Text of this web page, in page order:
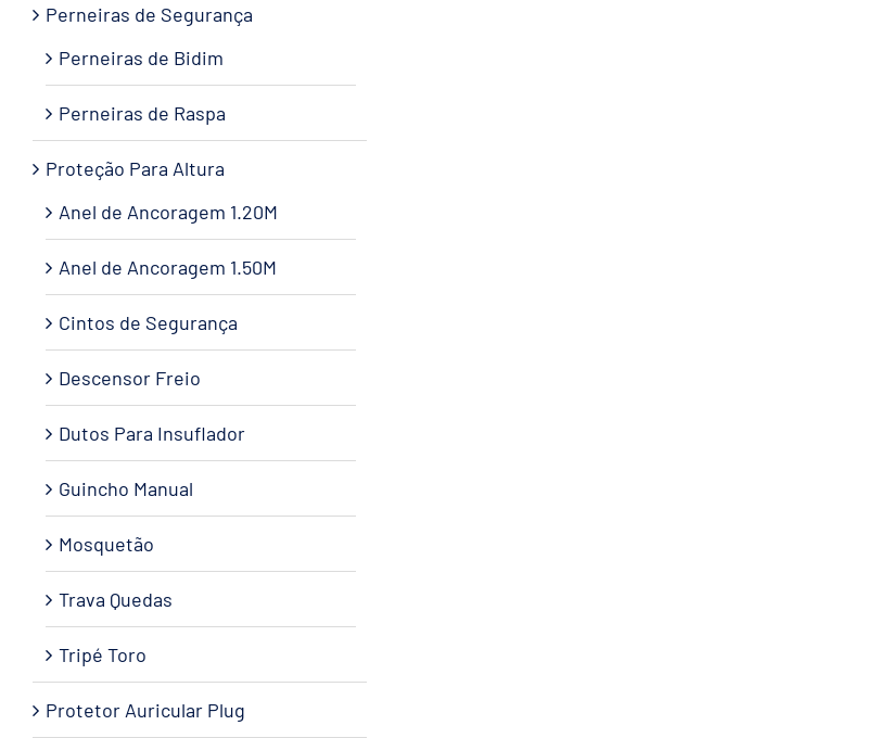
Perneiras de Segurança
Perneiras de Bidim
Perneiras de Raspa
Proteção Para Altura
Anel de Ancoragem 1.20M
Anel de Ancoragem 1.50M
Cintos de Segurança
Descensor Freio
Dutos Para Insuflador
Guincho Manual
Mosquetão
Trava Quedas
Tripé Toro
Protetor Auricular Plug